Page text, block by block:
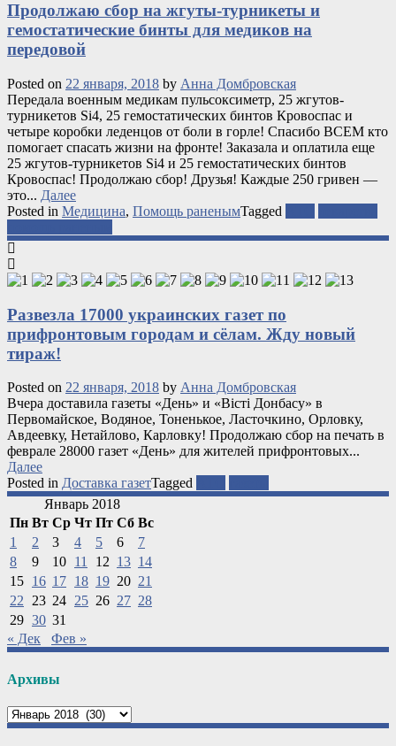
Продолжаю сбор на жгуты-турникеты и
гемостатические бинты для медиков на
передовой
Posted on 22 января, 2018 by Анна Домбровская
Передала военным медикам пульсоксиметр, 25 жгутов-
турникетов Si4, 25 гемостатических бинтов Кровоспас и
четыре коробки леденцов от боли в горле! Спасибо ВСЕМ кто
помогает спасать жизни на фронте! Заказала и оплатила еще
25 жгутов-турникетов Si4 и 25 гемостатических бинтов
Кровоспас! Продолжаю сбор! Друзья! Каждые 250 гривен —
это... Далее
Posted in Медицина, Помощь раненымTagged
Развезла 17000 украинских газет по
прифронтовым городам и сёлам. Жду новый
тираж!
Posted on 22 января, 2018 by Анна Домбровская
Вчера доставила газеты «День» и «Вісті Донбасу» в
Первомайское, Водяное, Тоненькое, Ласточкино, Орловку,
Авдеевку, Нетайлово, Карловку! Продолжаю сбор на печать в
феврале 28000 газет «День» для жителей прифронтовых...
Далее
Posted in Доставка газетTagged
Январь 2018
Пн Вт Ср Чт Пт Сб Вс
1
2 3 4 5 6
7
8
9 10 11 12 13 14
15 16 17 18 19 20 21
22 23 24 25 26 27 28
29 30 31
« Дек
Фев »
Архивы
Архивы